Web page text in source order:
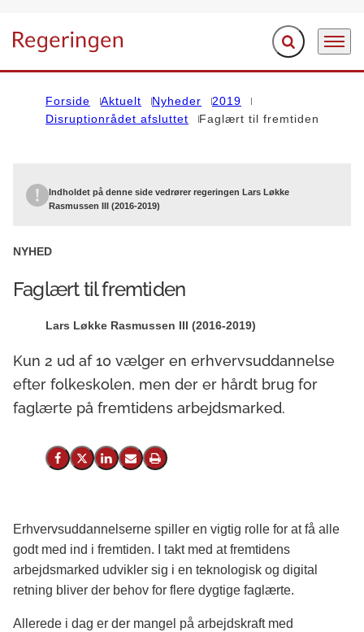
Gå til forsiden Fold søgefelt ud
Menu
Forside Aktuelt Nyheder
2019
Disruptionrådet afsluttet
Faglært til fremtiden
Indholdet på denne side vedrører regeringen Lars Løkke
Rasmussen III (2016-2019)
NYHED
Faglært til fremtiden
Lars Løkke Rasmussen III (2016-2019)
Kun 2 ud af 10 vælger en erhvervsuddannelse
efter folkeskolen, men der er hårdt brug for
faglærte på fremtidens arbejdsmarked.
Del på Facebook
Del på X (Twitter)
Del på LinkedIn
Send email
Print
Erhvervsuddannelserne spiller en vigtig rolle for at få alle
godt med ind i fremtiden. I takt med at fremtidens
arbejdsmarked udvikler sig i en teknologisk og digital
retning bliver der behov for flere dygtige faglærte.
Allerede i dag er der mangel på arbejdskraft med